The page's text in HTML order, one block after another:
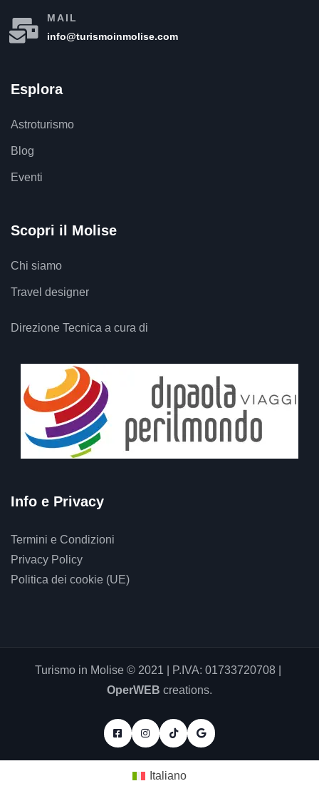
MAIL
info@turismoinmolise.com
Esplora
Astroturismo
Blog
Eventi
Scopri il Molise
Chi siamo
Travel designer
Direzione Tecnica a cura di
Info e Privacy
Termini e Condizioni
Privacy Policy
Politica dei cookie (UE)
Turismo in Molise © 2021 | P.IVA: 01733720708 |
OperWEB creations.
Italiano